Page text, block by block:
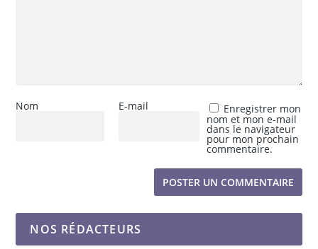
Nom E-mail Enregistrer mon
nom et mon e-mail
dans le navigateur
pour mon prochain
commentaire.
NOS RÉDACTEURS